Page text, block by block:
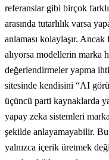
referanslar gibi birçok
arasında tutarlılık varsa
anlaması kolaylaşır.
alıyorsa modellerin marka
değerlendirmeler yapma
sitesinde kendisini “AI
üçüncü parti kaynaklarda
yapay zeka sistemleri
şekilde anlayamayabilir.
yalnızca içerik üretmek